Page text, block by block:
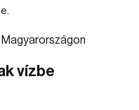
vízbe